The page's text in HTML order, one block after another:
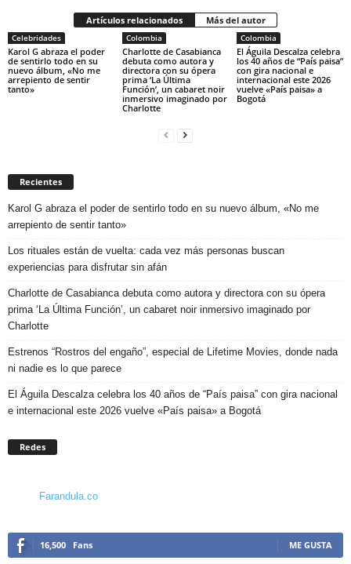
Artículos relacionados Más del autor
Celebridades
Karol G abraza el poder
de sentirlo todo en su
nuevo álbum, «No me
arrepiento de sentir
tanto»
Colombia
Charlotte de Casabianca
debuta como autora y
directora con su ópera
prima ‘La Última
Función’, un cabaret noir
inmersivo imaginado por
Charlotte
Colombia
El Águila Descalza celebra
los 40 años de “País paisa”
con gira nacional e
internacional este 2026
vuelve «País paisa» a
Bogotá
Recientes
Karol G abraza el poder de sentirlo todo en su nuevo álbum, «No me
arrepiento de sentir tanto»
Los rituales están de vuelta: cada vez más personas buscan
experiencias para disfrutar sin afán
Charlotte de Casabianca debuta como autora y directora con su ópera
prima ‘La Última Función’, un cabaret noir inmersivo imaginado por
Charlotte
Estrenos “Rostros del engaño”, especial de Lifetime Movies, donde nada
ni nadie es lo que parece
El Águila Descalza celebra los 40 años de “País paisa” con gira nacional
e internacional este 2026 vuelve «País paisa» a Bogotá
Redes
Farandula.co
16,500 Fans ME GUSTA